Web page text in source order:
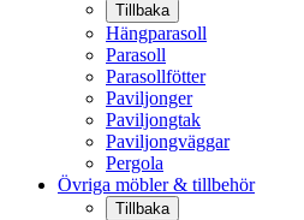
Tillbaka
Hängparasoll
Parasoll
Parasollfötter
Paviljonger
Paviljongtak
Paviljongväggar
Pergola
Övriga möbler & tillbehör
Tillbaka